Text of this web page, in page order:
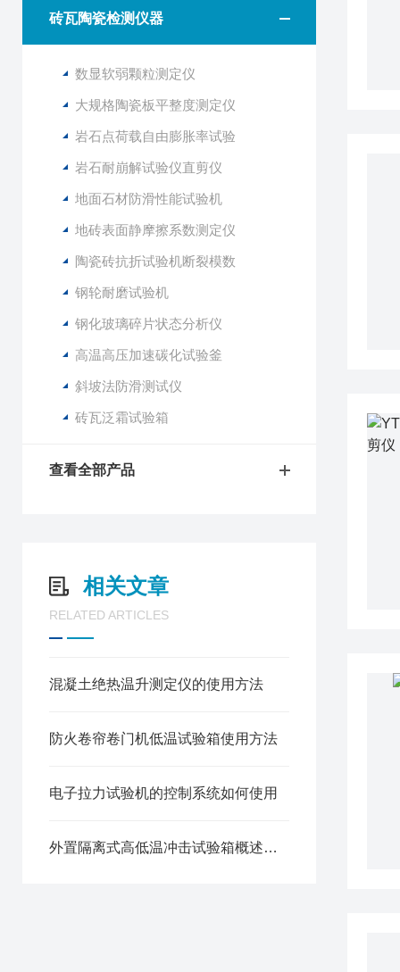
砖瓦陶瓷检测仪器
数显软弱颗粒测定仪
大规格陶瓷板平整度测定仪
岩石点荷载自由膨胀率试验
岩石耐崩解试验仪直剪仪
地面石材防滑性能试验机
地砖表面静摩擦系数测定仪
陶瓷砖抗折试验机断裂模数
钢轮耐磨试验机
钢化玻璃碎片状态分析仪
高温高压加速碳化试验釜
斜坡法防滑测试仪
砖瓦泛霜试验箱
查看全部产品
相关文章
RELATED ARTICLES
混凝土绝热温升测定仪的使用方法
防火卷帘卷门机低温试验箱使用方法
电子拉力试验机的控制系统如何使用
外置隔离式高低温冲击试验箱概述与操作使用